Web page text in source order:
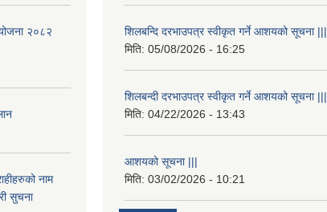
२०८२
नाम
सुचना
शिलबन्दि दरभाउपत्र स्वीकृत गर्ने आशयको सूचना |||
मिति: 05/08/2026 - 16:25
शिलबन्दी दरभाउपत्र स्वीकृत गर्ने आशयको सूचना |||
मिति: 04/22/2026 - 13:43
आशयको सूचना |||
मिति: 03/02/2026 - 10:21